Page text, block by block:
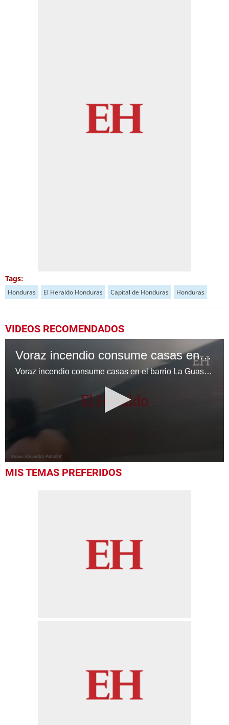
Tags:
Honduras El Heraldo Honduras Capital de Honduras Honduras
VIDEOS RECOMENDADOS
Voraz incendio consume casas en Comayagüela
Voraz incendio consume casas en el barrio La Guasalona de Comayagüela en la capital de Honduras.
seconds
MIS TEMAS PREFERIDOS